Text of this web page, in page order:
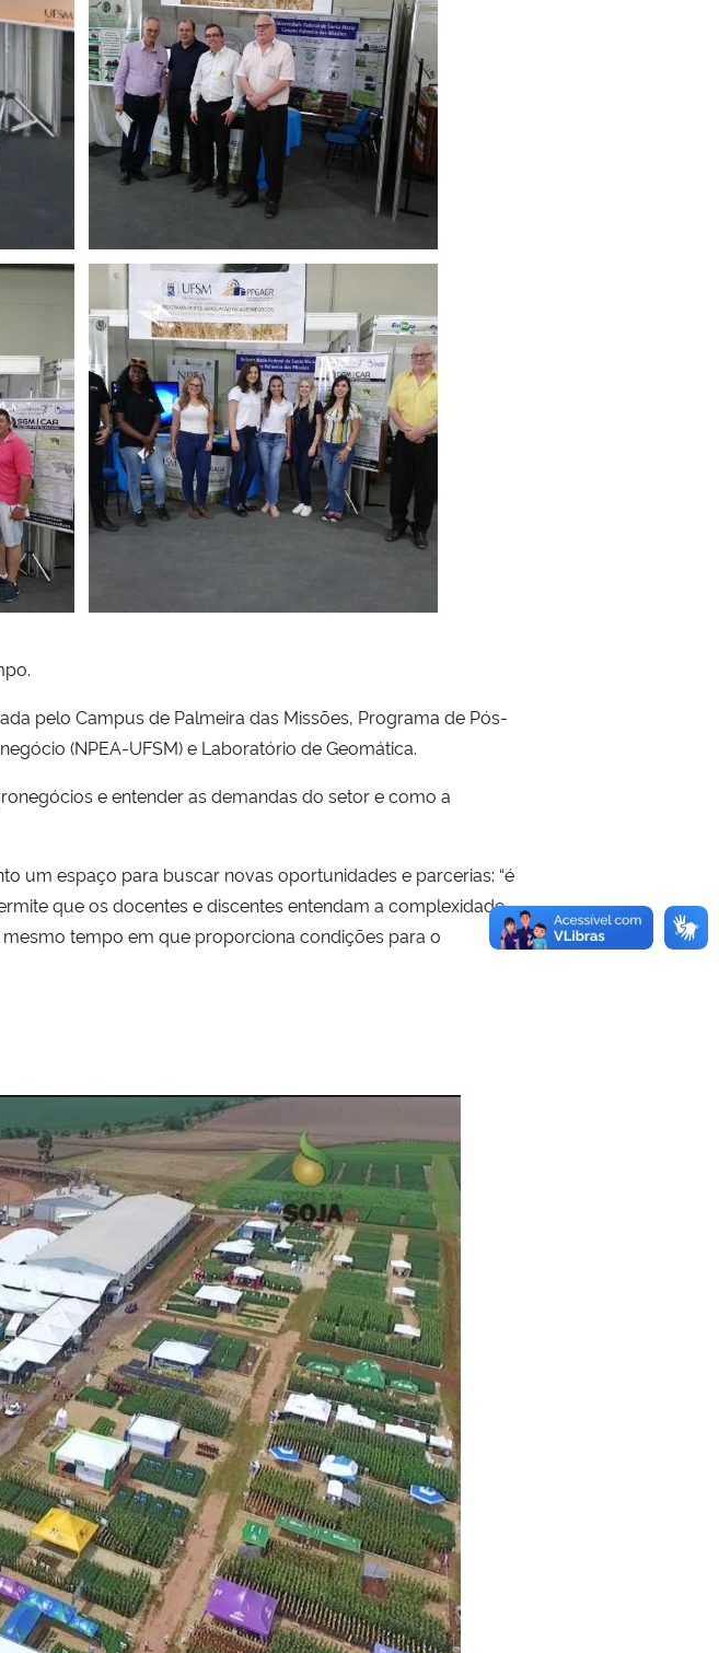
pelo Campus de Palmeira das Missões, Programa de Pós-
(NPEA-UFSM) e Laboratório de Geomática.
e entender as demandas do setor e como a
um espaço para buscar novas oportunidades e parcerias: “é
que os docentes e discentes entendam a complexidade
tempo em que proporciona condições para o